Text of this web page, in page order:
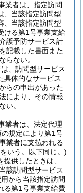
業者は、指定訪問
、当該指定訪問型
、当該指定訪問型
ける第1号事業支給
護予防サービス計
記載した書面また
らない。
、訪問型サービス
具体的なサービス
らの申出があった
により、その情報
い。
業者は、法定代理
規定により第1号
業者に支払われる
いう。以下同じ。)
提供したときは、
該訪問型サービス
から当該指定訪問
る第1号事業支給費